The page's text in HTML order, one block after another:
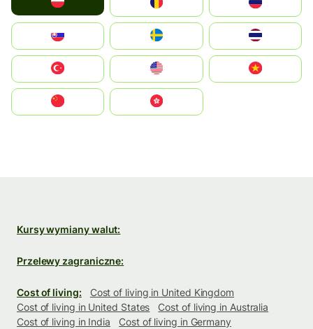
United States
中國香港特別行政區
Kursy wymiany walut:
Przelewy zagraniczne:
Cost of living:
Cost of living in United Kingdom
Cost of living in United States
Cost of living in Australia
Cost of living in India
Cost of living in Germany